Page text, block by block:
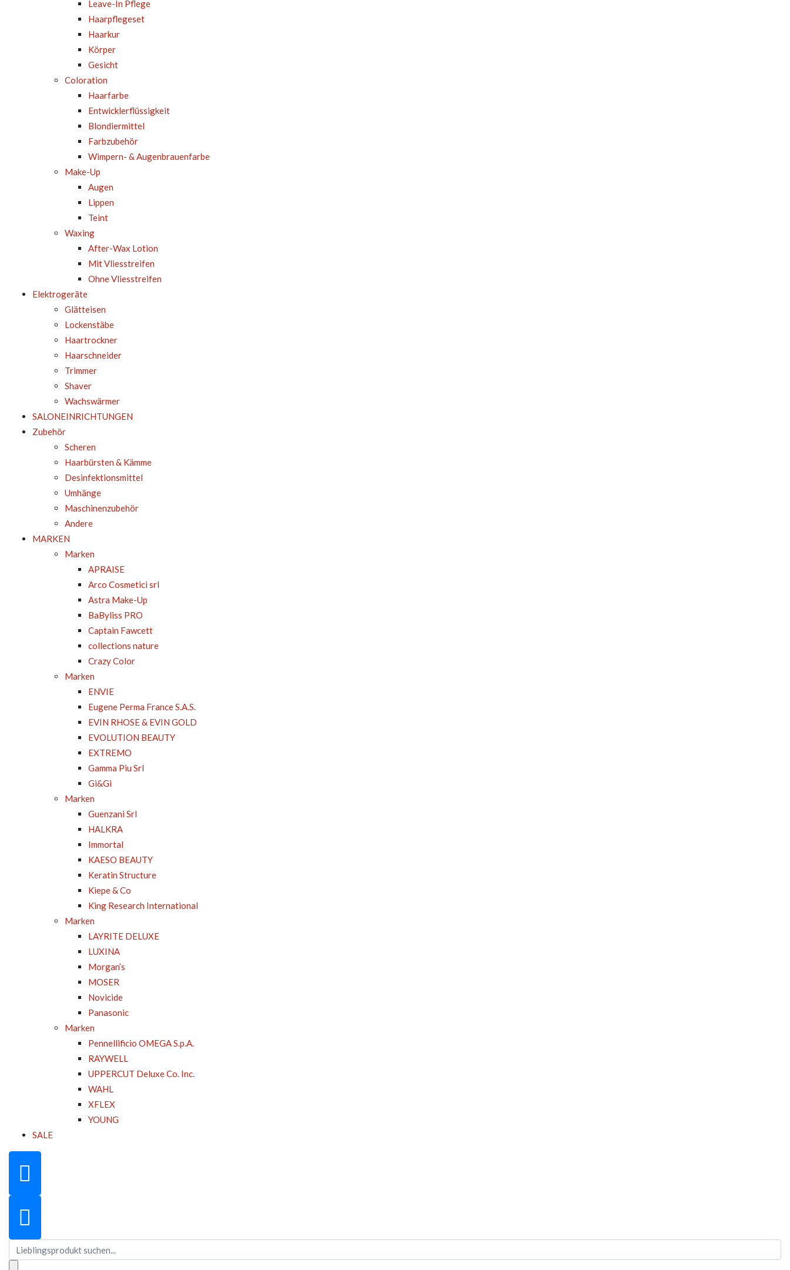
Leave-In Pflege
Haarpflegeset
Haarkur
Körper
Gesicht
Coloration
Haarfarbe
Entwicklerflüssigkeit
Blondiermittel
Farbzubehör
Wimpern- & Augenbrauenfarbe
Make-Up
Augen
Lippen
Teint
Waxing
After-Wax Lotion
Mit Vliesstreifen
Ohne Vliesstreifen
Elektrogeräte
Glätteisen
Lockenstäbe
Haartrockner
Haarschneider
Trimmer
Shaver
Wachswärmer
SALONEINRICHTUNGEN
Zubehör
Scheren
Haarbürsten & Kämme
Desinfektionsmittel
Umhänge
Maschinenzubehör
Andere
MARKEN
Marken
APRAISE
Arco Cosmetici srl
Astra Make-Up
BaByliss PRO
Captain Fawcett
collections nature
Crazy Color
Marken
ENVIE
Eugene Perma France S.A.S.
EVIN RHOSE & EVIN GOLD
EVOLUTION BEAUTY
EXTREMO
Gamma Piu Srl
Gi&Gi
Marken
Guenzani Srl
HALKRA
Immortal
KAESO BEAUTY
Keratin Structure
Kiepe & Co
King Research International
Marken
LAYRITE DELUXE
LUXINA
Morgan’s
MOSER
Novicide
Panasonic
Marken
Pennellificio OMEGA S.p.A.
RAYWELL
UPPERCUT Deluxe Co. Inc.
WAHL
XFLEX
YOUNG
SALE
Suchen
nach: